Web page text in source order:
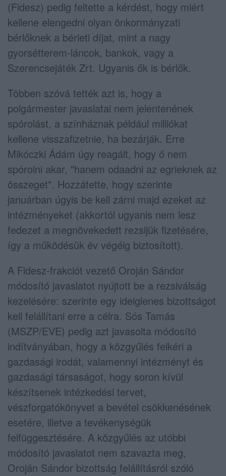
(Fidesz) pedig feltette a kérdést, hogy miért
kellene elengedni olyan önkormányzati
bérlőknek a bérleti díjat, mint a nagy
gyorsétterem-láncok, bankok, vagy a
Szerencsejáték Zrt. Ugyanis ők is bérlők.
Többen szóvá tették azt is, hogy a
polgármester javaslatai nem jelentenének
spórolást, a színháznak például milliókat
kellene visszafizetnie, ha bezárják. Erre
Mikóczki Ádám úgy reagált, hogy ő nem
spórolni akar, "hanem odaadni az egrieknek az
összeget". Hozzátette, hogy szerinte
januárban úgyis be kell zárni majd ezeket az
intézményeket (akkortól ugyanis nem lesz
fedezet a megnövekedett rezsijük fizetésére,
így a működésük év végéig biztosított).
A Fidesz-frakciót vezető Oroján Sándor
módosító javaslatot nyújtott be a rezsiválság
kezelésére: szerinte egy ideiglenes bizottságot
kell felállítani erre a célra. Sós Tamás
(MSZP/EVE) pedig azt javasolta módosító
indítványában, hogy a közgyűlés felkéri a
gazdasági irodát, valamennyi intézményt és
gazdasági társaságot, hogy soron kívül
készítsenek intézkedési tervet,
vészforgatókönyvet a bevétel csökkenésének
esetére, illetve a tevékenységük
felfüggesztésére. A közgyűlés az utóbbi
módosító javaslatot nem szavazta meg,
Oroján Sándor bizottság felállításról szóló